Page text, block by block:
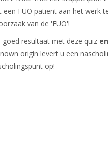
een FUO patiënt aan het werk
van de 'FUO'!
goed resultaat met deze quiz en
origin levert u een
op!